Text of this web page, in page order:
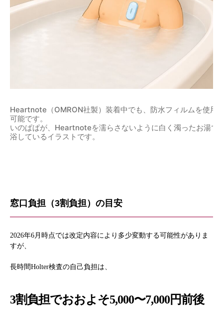
Heartnote（OMRON社製）装着中でも、防水フィルムを使用
可能です。
いのぱぱが、Heartnoteを濡らさないように白く濁ったお湯で
浴しているイラストです。
窓口負担（3割負担）の目安
2026年6月時点では改定内容により多少変動する可能性がありま
すが、
長時間Holter検査の自己負担は、
3割負担でおおよそ5,000〜7,000円前後